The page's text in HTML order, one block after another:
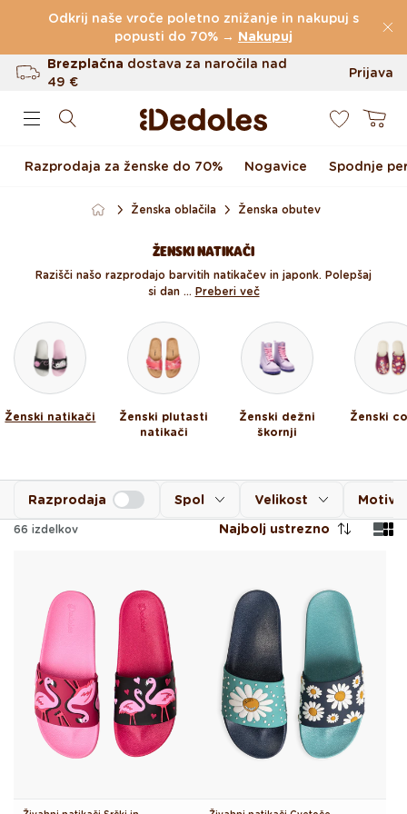
Preskoči na vsebino
Odkrij naše vroče poletno znižanje in nakupuj s
popusti do 70% → Nakupuj
(60.231 Ocen)
Brezplačna dostava za naročila nad
49 €
Do 100 dni za vračilo
Prijava
Košarica
Razprodaja za ženske do 70% Nogavice Spodnje
Ženska oblačila Ženska obutev
ŽENSKI NATIKAČI
Razišči našo razprodajo barvitih natikačev in japonk. Polepšaj
si dan ... Preberi več
Ženski natikači
Ženski plutasti
natikači
Ženski dežni
škornji
Ženski
Spol Velikost Motiv
Razprodaja
66 izdelkov Najbolj ustrezno